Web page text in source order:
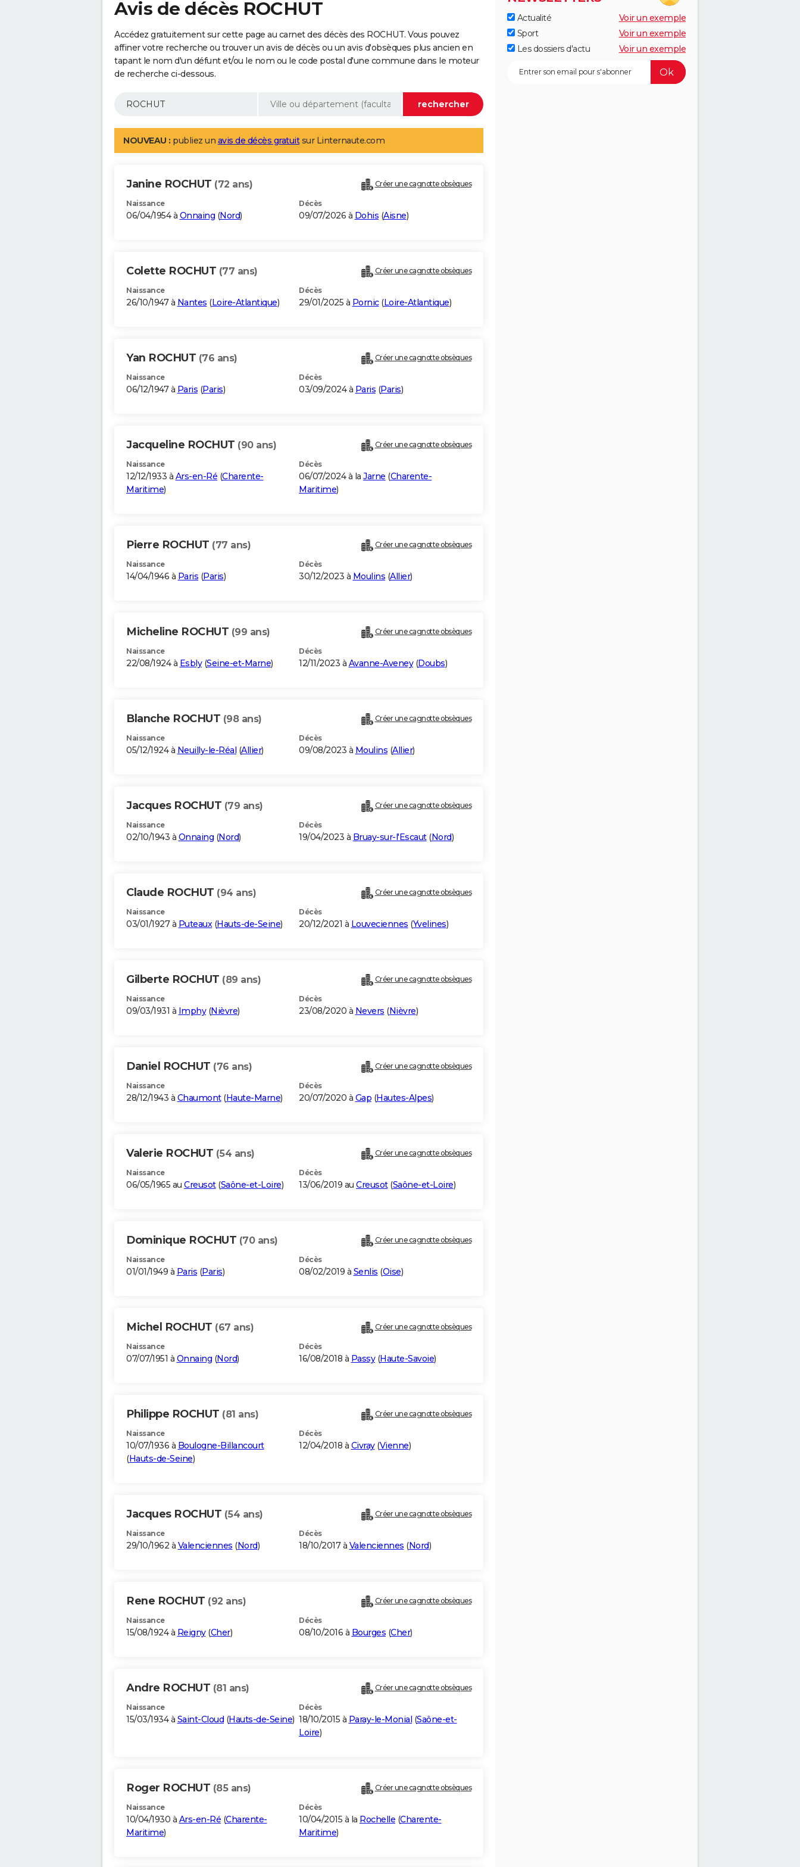
Avis de décès ROCHUT
Accédez gratuitement sur cette page au carnet des décès des ROCHUT. Vous pouvez
affiner votre recherche ou trouver un avis de décès ou un avis d'obsèques plus ancien en
tapant le nom d'un défunt et/ou le nom ou le code postal d'une commune dans le moteur
de recherche ci-dessous.
NOUVEAU : publiez un avis de décès gratuitsur Linternaute.com
Janine ROCHUT (72 ans) Créer une cagnotte obsèques
Naissance
06/04/1954 à Onnaing (Nord)
Décès
09/07/2026 à Dohis (Aisne)
Colette ROCHUT (77 ans) Créer une cagnotte obsèques
Naissance
26/10/1947 à Nantes (Loire-Atlantique)
Décès
29/01/2025 à Pornic(Loire-Atlantique)
Yan ROCHUT (76 ans) Créer une cagnotte obsèques
Naissance
06/12/1947 à Paris (Paris)
Décès
03/09/2024 à Paris (Paris)
Jacqueline ROCHUT (90 ans) Créer une cagnotte obsèques
Naissance
12/12/1933 à Ars-en-Ré (Charente-
Maritime)
Décès
06/07/2024 à la Jarne (Charente-
Maritime)
Pierre ROCHUT (77 ans) Créer une cagnotte obsèques
Naissance
14/04/1946 à Paris (Paris)
Décès
30/12/2023 à Moulins (Allier)
Micheline ROCHUT (99 ans) Créer une cagnotte obsèques
Naissance
22/08/1924 à Esbly(Seine-et-Marne)
Décès
12/11/2023 à Avanne-Aveney(Doubs)
Blanche ROCHUT (98 ans) Créer une cagnotte obsèques
Naissance
05/12/1924 à Neuilly-le-Réal (Allier)
Décès
09/08/2023 à Moulins (Allier)
Jacques ROCHUT (79 ans) Créer une cagnotte obsèques
Naissance
02/10/1943 à Onnaing (Nord)
Décès
19/04/2023 à Bruay-sur-l'Escaut(Nord)
Claude ROCHUT (94 ans) Créer une cagnotte obsèques
Naissance
03/01/1927 à Puteaux(Hauts-de-Seine)
Décès
20/12/2021 à Louveciennes (Yvelines)
Gilberte ROCHUT (89 ans) Créer une cagnotte obsèques
Naissance
09/03/1931 à Imphy(Nièvre)
Décès
23/08/2020 à Nevers (Nièvre)
Daniel ROCHUT (76 ans) Créer une cagnotte obsèques
Naissance
28/12/1943 à Chaumont(Haute-Marne)
Décès
20/07/2020 à Gap (Hautes-Alpes)
Valerie ROCHUT (54 ans) Créer une cagnotte obsèques
Naissance
06/05/1965 au Creusot(Saône-et-Loire)
Décès
13/06/2019 au Creusot(Saône-et-Loire)
Dominique ROCHUT (70 ans) Créer une cagnotte obsèques
Naissance
01/01/1949 à Paris (Paris)
Décès
08/02/2019 à Senlis (Oise)
Michel ROCHUT (67 ans) Créer une cagnotte obsèques
Naissance
07/07/1951 à Onnaing (Nord)
Décès
16/08/2018 à Passy(Haute-Savoie)
Philippe ROCHUT (81 ans) Créer une cagnotte obsèques
Naissance
10/07/1936 à Boulogne-Billancourt
(Hauts-de-Seine)
Décès
12/04/2018 à Civray(Vienne)
Jacques ROCHUT (54 ans) Créer une cagnotte obsèques
Naissance
29/10/1962 à Valenciennes (Nord)
Décès
18/10/2017 à Valenciennes (Nord)
Rene ROCHUT (92 ans) Créer une cagnotte obsèques
Naissance
15/08/1924 à Reigny(Cher)
Décès
08/10/2016 à Bourges (Cher)
Andre ROCHUT (81 ans) Créer une cagnotte obsèques
Naissance
15/03/1934 à Saint-Cloud (Hauts-de-Seine)
Décès
18/10/2015 à Paray-le-Monial (Saône-et-
Loire)
Roger ROCHUT (85 ans) Créer une cagnotte obsèques
Naissance
10/04/1930 à Ars-en-Ré (Charente-
Maritime)
Décès
10/04/2015 à la Rochelle (Charente-
Maritime)
Actualité
Voir un exemple
Sport
Voir un exemple
Les dossiers d'actu
Voir un exemple